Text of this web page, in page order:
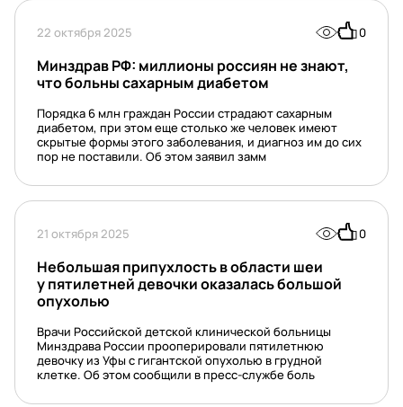
22 октября 2025 0
Минздрав РФ: миллионы россиян не знают,
что больны сахарным диабетом
Порядка 6 млн граждан России страдают сахарным
диабетом, при этом еще столько же человек имеют
скрытые формы этого заболевания, и диагноз им до сих
пор не поставили. Об этом заявил замм
21 октября 2025 0
Небольшая припухлость в области шеи
у пятилетней девочки оказалась большой
опухолью
Врачи Российской детской клинической больницы
Минздрава России прооперировали пятилетнюю
девочку из Уфы с гигантской опухолью в грудной
клетке. Об этом сообщили в пресс-службе боль